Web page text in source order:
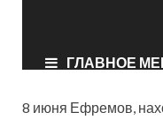
8 июня Ефремов,